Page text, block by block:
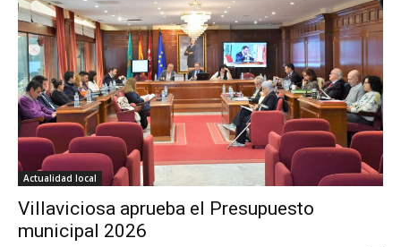
Actualidad local
Villaviciosa aprueba el Presupuesto
municipal 2026